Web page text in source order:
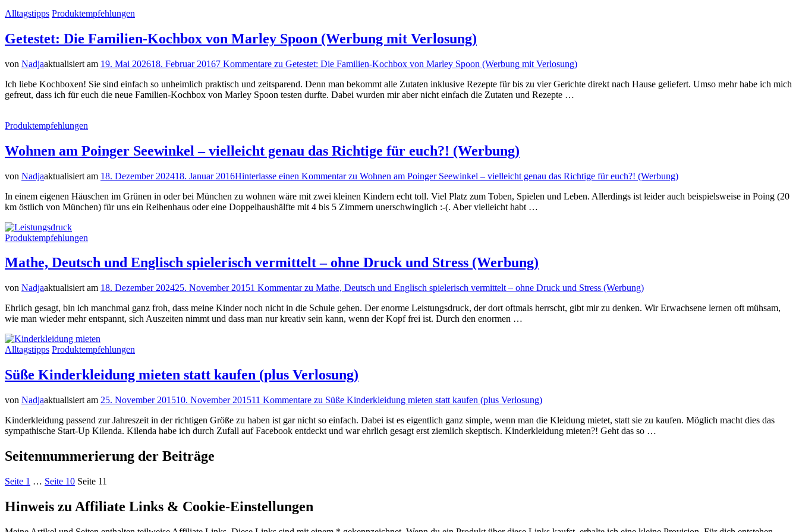
Alltagstipps Produktempfehlungen
Getestet: Die Familien-Kochbox von Marley Spoon (Werbung mit Verlosung)
von Nadjaaktualisiert am 19. Mai 202618. Februar 20167 Kommentare zu Getestet: Die Familien-Kochbox von Marley Spoon (Werbung mit Verlosung)
Ich liebe Kochboxen! Sie sind einfach so unheimlich praktisch und zeitsparend. Denn man bekommt alle Zutaten inklusive Rezepte für bis zu vier Gerichte direkt nach Hause geliefert. Umso mehr habe ich mich
gefreut, dass ich für euch die neue Familien-Kochbox von Marley Spoon testen durfte. Dabei wurden mir aber nicht einfach die Zutaten und Rezepte …
Produktempfehlungen
Wohnen am Poinger Seewinkel – vielleicht genau das Richtige für euch?! (Werbung)
von Nadjaaktualisiert am 18. Dezember 202418. Januar 2016Hinterlasse einen Kommentarzu Wohnen am Poinger Seewinkel – vielleicht genau das Richtige für euch?! (Werbung)
In einem eigenen Häuschen im Grünen in oder bei München zu wohnen wäre mit zwei kleinen Kindern echt toll. Viel Platz zum Toben, Spielen und Leben. Allerdings ist leider auch beispielsweise in Poing (20
km östlich von München) für uns ein Reihenhaus oder eine Doppelhaushälfte mit 4 bis 5 Zimmern unerschwinglich :-(. Aber vielleicht habt …
Produktempfehlungen
Mathe, Deutsch und Englisch spielerisch vermittelt ‒ ohne Druck und Stress (Werbung)
von Nadjaaktualisiert am 18. Dezember 202425. November 20151 Kommentarzu Mathe, Deutsch und Englisch spielerisch vermittelt ‒ ohne Druck und Stress (Werbung)
Ehrlich gesagt, bin ich manchmal ganz froh, dass meine Kinder noch nicht in die Schule gehen. Der enorme Leistungsdruck, der dort oftmals herrscht, gibt mir zu denken. Wir Erwachsene lernen oft mühsam,
wie man wieder mehr entspannt, sich Auszeiten nimmt und dass man nur kreativ sein kann, wenn der Kopf frei ist. Durch den enormen …
Alltagstipps Produktempfehlungen
Süße Kinderkleidung mieten statt kaufen (plus Verlosung)
von Nadjaaktualisiert am 25. November 201510. November 201511 Kommentare zu Süße Kinderkleidung mieten statt kaufen (plus Verlosung)
Kinderkleidung passend zur Jahreszeit in der richtigen Größe zu haben ist gar nicht so einfach. Dabei ist es eigentlich ganz simple, wenn man die Kleidung mietet, statt sie zu kaufen. Möglich macht dies das
sympathische Start-Up Kilenda. Kilenda habe ich durch Zufall auf Facebook entdeckt und war ehrlich gesagt erst ziemlich skeptisch. Kinderkleidung mieten?! Geht das so …
Seitennummerierung der Beiträge
Seite 1 … Seite 10 Seite 11
Hinweis zu Affiliate Links & Cookie-Einstellungen